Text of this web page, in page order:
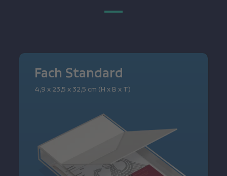
Fach Standard
4,9 x 23,5 x 32,5 cm (H x B x T)